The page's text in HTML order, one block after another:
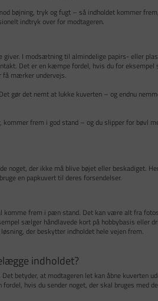
bøjning, tryk og fugt – så indholdet kommer
indtryk over for modtageren.
I modsætning til almindelige papirs- eller
Det er en kæmpe fordel, hvis du for eksempel
få mærker undervejs.
gør det nemt at lukke kuverten – og endnu
frem i god stand – og du slipper for bøvl
noget, der ikke må blive bøjet eller beskadiget.
en papkuvert til deres forsendelser.
komme frem i pæn stand. Det kan være alt fra
sælger håndlavede kort på hobbybasis eller
der beskytter indholdet hele vejen frem.
indholdet?
betyder, at modtageren let kan åbne kuverten
hvis du sender noget, der skal bruges med